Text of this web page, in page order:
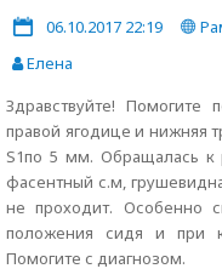
06.10.2017 22:19
Елена
Здравствуйте!
правой ягодице и нижняя
S1по 5 мм. Обращалась к
фасентный с.м,
не проходит. Особенно
положения сидя и при
Помогите с диагнозом.